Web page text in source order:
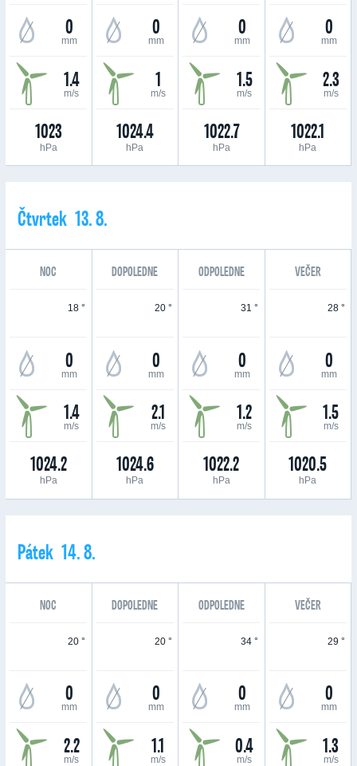
0
mm
1.4
m/s
1023
hPa
0
mm
1
m/s
1024.4
hPa
0
mm
1.5
m/s
1022.7
hPa
0
mm
2.3
m/s
1022.1
hPa
Čtvrtek 13. 8.
NOC DOPOLEDNE ODPOLEDNE VEČER
18 °
0
mm
1.4
m/s
1024.2
hPa
20 °
0
mm
2.1
m/s
1024.6
hPa
31 °
0
mm
1.2
m/s
1022.2
hPa
28 °
0
mm
1.5
m/s
1020.5
hPa
Pátek 14. 8.
NOC DOPOLEDNE ODPOLEDNE VEČER
20 °
0
mm
2.2
m/s
20 °
0
mm
1.1
m/s
34 °
0
mm
0.4
m/s
29 °
0
mm
1.3
m/s